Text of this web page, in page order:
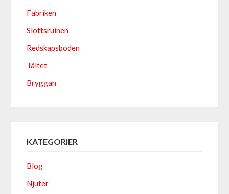
Fabriken
Slottsruinen
Redskapsboden
Tältet
Bryggan
KATEGORIER
Blog
Njuter